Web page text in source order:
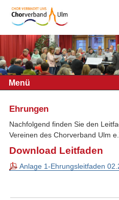
Menü
Ehrungen
Nachfolgend finden Sie den
Vereinen des Chorverband Ulm
Download Leitfaden
Anlage 1-Ehrungsleitfaden